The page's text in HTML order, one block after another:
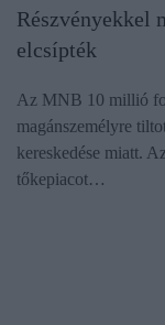
Részvényekkel
elcsípték
Az MNB 10 millió
magánszemélyre
kereskedése miatt.
tőkepiacot…